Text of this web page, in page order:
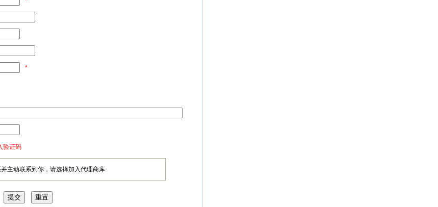
*
验证码
主动联系到你，请选择加入代理商库